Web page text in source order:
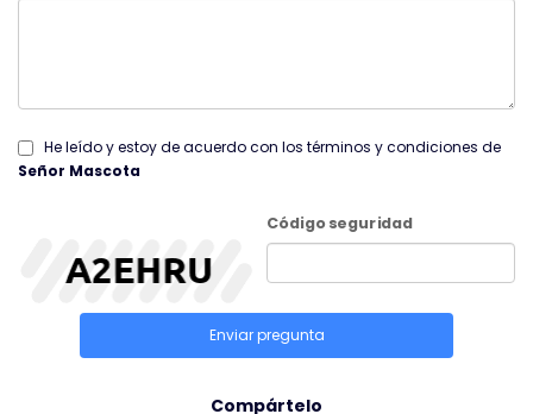
He leído y estoy de acuerdo con los términos y condiciones de
Señor Mascota
Código seguridad
Enviar pregunta
Compártelo